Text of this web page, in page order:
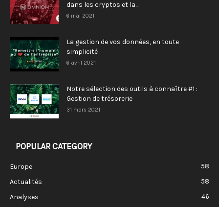
dans les cryptos et la...
6 mai 2021
La gestion de vos données, en toute
simplicité
6 avril 2021
Notre sélection des outils à connaître #1 :
Gestion de trésorerie
31 mars 2021
POPULAR CATEGORY
Europe
58
Actualités
58
Analyses
46